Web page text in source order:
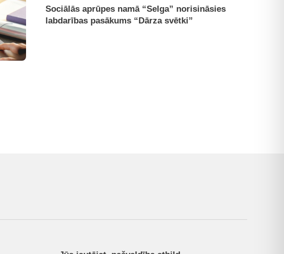
Sociālās aprūpes namā “Selga” norisināsies
labdarības pasākums “Dārza svētki”